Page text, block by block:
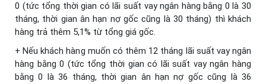
0 (tức tổng thời gian có lãi suất vay ngân hàng bằng 0 là 30
tháng, thời gian ân hạn nợ gốc cũng là 30 tháng) thì khách
hàng trả thêm 5,1% từ tổng giá gốc.
+ Nếu khách hàng muốn có thêm 12 tháng lãi suất vay ngân
hàng bằng 0 (tức tổng thời gian có lãi suất vay ngân hàng
bằng 0 là 36 tháng, thời gian ân hạn nợ gốc cũng là 36